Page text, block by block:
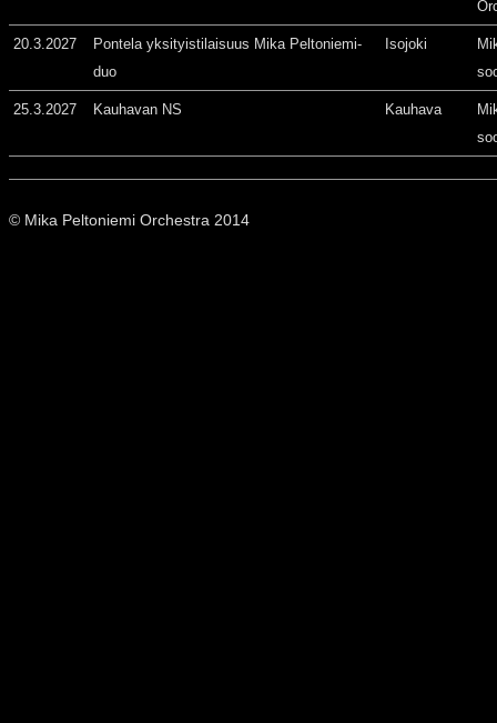
20.3.2027
Pontela yksityistilaisuus Mika Peltoniemi-
duo
Isojoki
25.3.2027 Kauhavan NS Kauhava
© Mika Peltoniemi Orchestra 2014